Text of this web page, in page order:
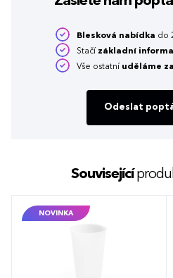
Blesková nabídka do
Stačí základní
Vše ostatní uděláme
Odeslat
Související
NOVINKA